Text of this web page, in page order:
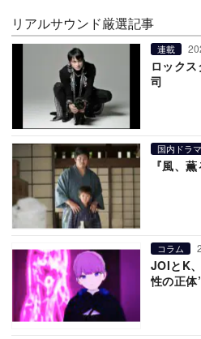
リアルサウンド厳選記事
連載
ロック
司
国内ドラマ
『風、
コラム
JOIとK
性の正体